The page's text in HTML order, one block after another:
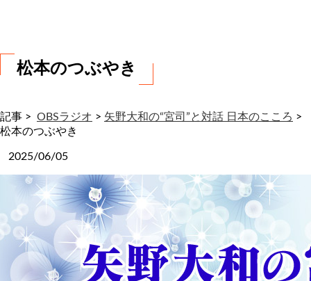
松本のつぶやき
記事 > OBSラジオ > 矢野大和の“宮司”と対話 日本のこころ >
松本のつぶやき
2025/06/05